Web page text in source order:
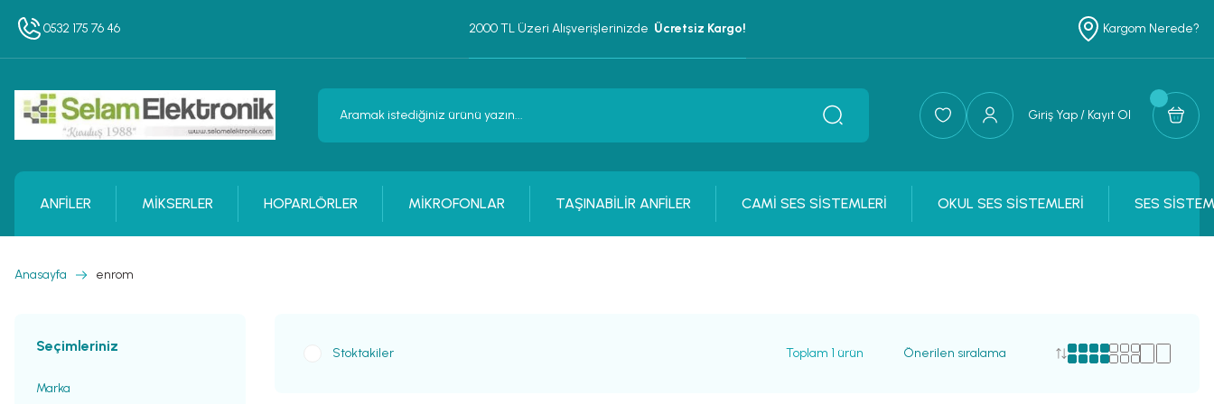
0532 175 76 46 2000 TL Üzeri Alışverişlerinizde Ücretsiz Kargo! Kargom Nerede?
Giriş Yap / Kayıt Ol
ANFİLER MİKSERLER HOPARLÖRLER MİKROFONLAR TAŞINABİLİR ANFİLER CAMİ SES SİSTEMLERİ OKUL SES SİSTEMLERİ SES
Anasayfa enrom
Seçimleriniz
Marka
Stoktakiler Toplam 1 ürün